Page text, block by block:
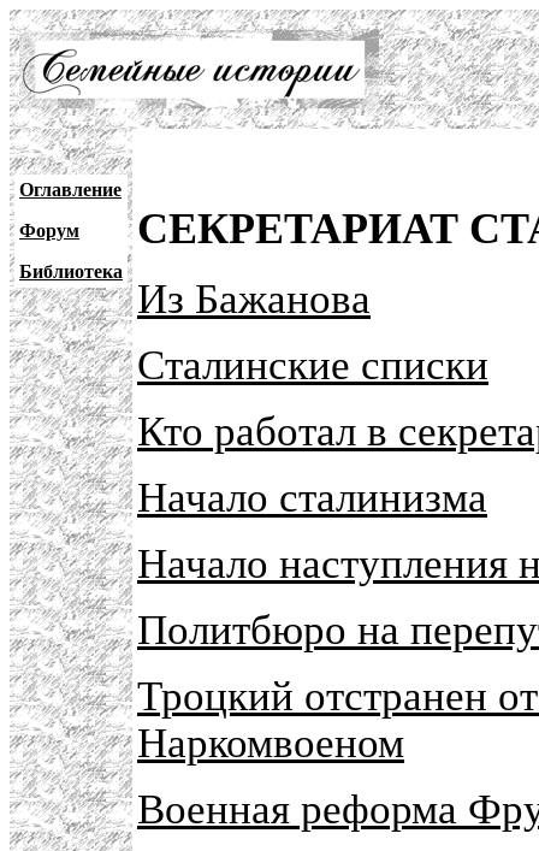
Оглавление
Форум
Библиотека
СЕКРЕТАРИАТ
Из Бажанова
Сталинские списки
Кто работал в
Начало сталинизма
Начало наступления
Политбюро на
Троцкий отстранен
Наркомвоеном
Военная реформа